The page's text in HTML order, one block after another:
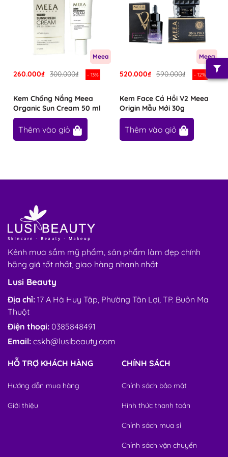
Meea
260.000₫ 300.000₫ - 13%
Kem Chống Nắng Meea
Organic Sun Cream 50 ml
Thêm vào giỏ
Meea
520.000₫ 590.000₫ - 12%
Kem Face Cá Hồi V2 Meea
Origin Mẫu Mới 30g
Thêm vào giỏ
Kênh mua sắm mỹ phẩm, sản phẩm làm đẹp chính
hãng giá tốt nhất, giao hàng nhanh nhất
Lusi Beauty
Địa chỉ: 17 A Hà Huy Tập, Phường Tân Lợi, TP. Buôn Ma
Thuột
Điện thoại: 0385848491
Email: cskh@lusibeauty.com
HỖ TRỢ KHÁCH HÀNG
Hướng dẫn mua hàng
Giới thiệu
CHÍNH SÁCH
Chính sách bảo mật
Hình thức thanh toán
Chính sách mua sỉ
Chính sách vận chuyển